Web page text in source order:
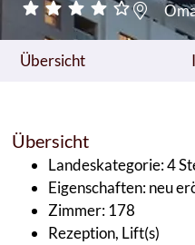
Übersicht
Übersicht
Landeskategorie: 4
Eigenschaften: neu
Zimmer: 178
Rezeption, Lift(s)